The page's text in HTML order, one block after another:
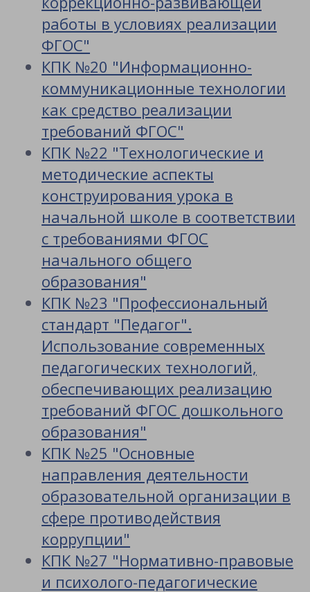
работы в условиях реализации
ФГОС"
КПК №20 "Информационно-
коммуникационные технологии
как средство реализации
требований ФГОС"
КПК №22 "Технологические и
методические аспекты
конструирования урока в
начальной школе в соответствии
с требованиями ФГОС
начального общего
образования"
КПК №23 "Профессиональный
стандарт "Педагог".
Использование современных
педагогических технологий,
обеспечивающих реализацию
требований ФГОС дошкольного
образования"
КПК №25 "Основные
направления деятельности
образовательной организации в
сфере противодействия
коррупции"
КПК №27 "Нормативно-правовые
и психолого-педагогические